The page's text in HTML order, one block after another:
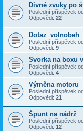
Divné zvuky po
Poslední příspěvek
Odpovědi: 22
Dotaz_volnobeh
Poslední příspěvek
Odpovědi: 9
Svorka na boxu
Poslední příspěvek
Odpovědi: 4
Výměna motoru
Poslední příspěvek
Odpovědi: 21
Špunt na nádrž
Poslední příspěvek od
Odpovědi: 12